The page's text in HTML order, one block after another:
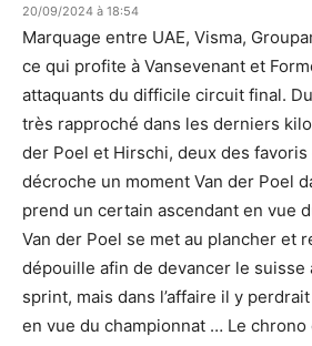
20/09/2024 à 18:54
Marquage entre UAE, Visma,
ce qui profite à Vansevenant et
attaquants du difficile circuit final.
très rapproché dans les derniers
der Poel et Hirschi, deux des
décroche un moment Van der Poel
prend un certain ascendant en vue
Van der Poel se met au plancher et
dépouille afin de devancer le suisse
sprint, mais dans l’affaire il y
en vue du championnat … Le chrono